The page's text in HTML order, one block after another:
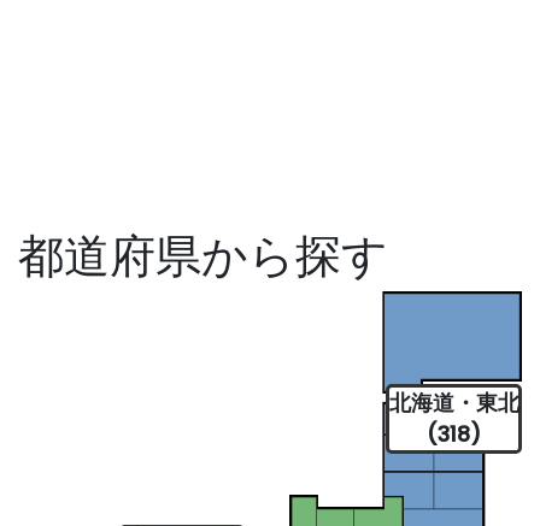
都道府県から探す
北海道・東北
(318)